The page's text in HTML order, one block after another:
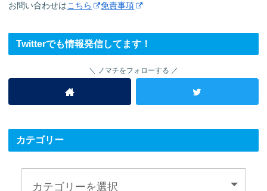
お問い合わせはこちら 免責事項
Twitterでも情報発信してます！
ノマチをフォローする
カテゴリー